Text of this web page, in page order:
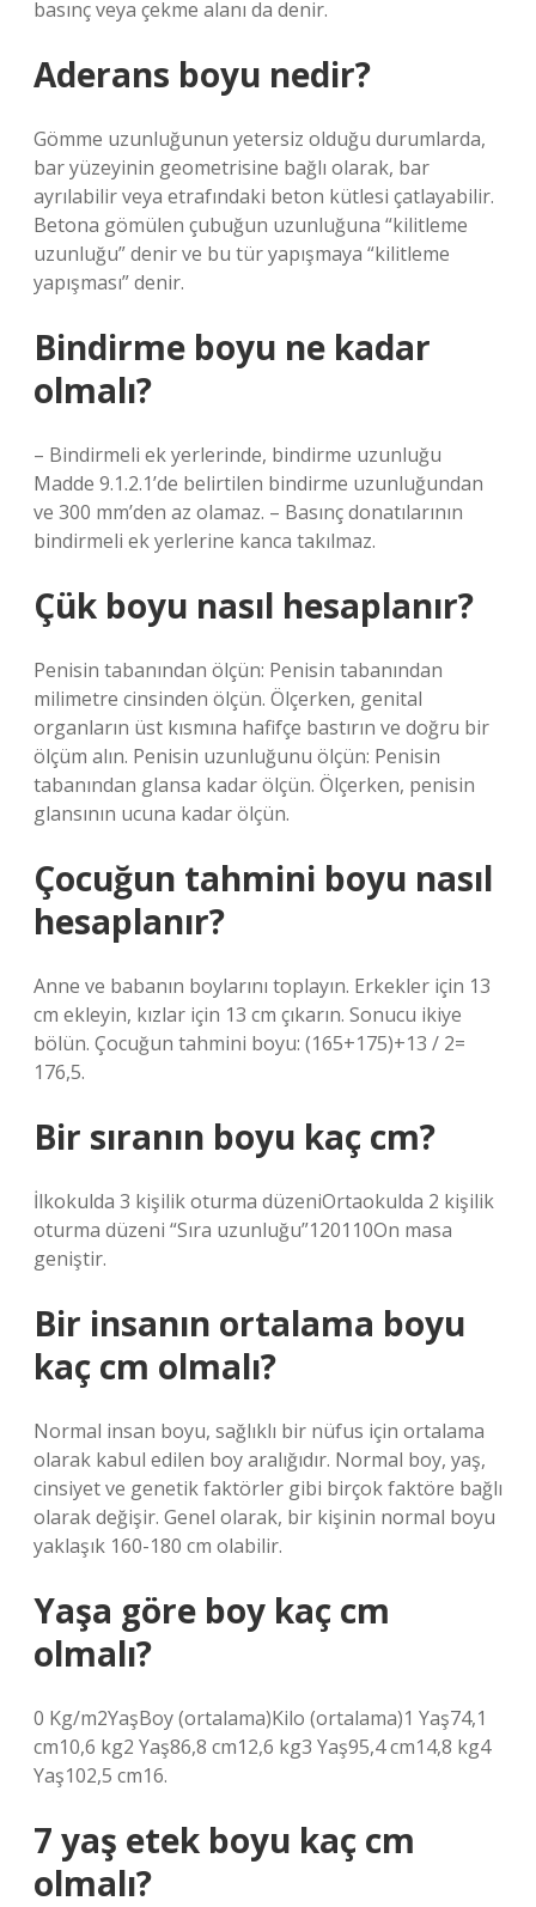
basınç veya çekme alanı da denir.
Aderans boyu nedir?
Gömme uzunluğunun yetersiz olduğu durumlarda,
bar yüzeyinin geometrisine bağlı olarak, bar
ayrılabilir veya etrafındaki beton kütlesi çatlayabilir.
Betona gömülen çubuğun uzunluğuna “kilitleme
uzunluğu” denir ve bu tür yapışmaya “kilitleme
yapışması” denir.
Bindirme boyu ne kadar
olmalı?
– Bindirmeli ek yerlerinde, bindirme uzunluğu
Madde 9.1.2.1’de belirtilen bindirme uzunluğundan
ve 300 mm’den az olamaz. – Basınç donatılarının
bindirmeli ek yerlerine kanca takılmaz.
Çük boyu nasıl hesaplanır?
Penisin tabanından ölçün: Penisin tabanından
milimetre cinsinden ölçün. Ölçerken, genital
organların üst kısmına hafifçe bastırın ve doğru bir
ölçüm alın. Penisin uzunluğunu ölçün: Penisin
tabanından glansa kadar ölçün. Ölçerken, penisin
glansının ucuna kadar ölçün.
Çocuğun tahmini boyu nasıl
hesaplanır?
Anne ve babanın boylarını toplayın. Erkekler için 13
cm ekleyin, kızlar için 13 cm çıkarın. Sonucu ikiye
bölün. Çocuğun tahmini boyu: (165+175)+13 / 2=
176,5.
Bir sıranın boyu kaç cm?
İlkokulda 3 kişilik oturma düzeniOrtaokulda 2 kişilik
oturma düzeni “Sıra uzunluğu”120110On masa
geniştir.
Bir insanın ortalama boyu
kaç cm olmalı?
Normal insan boyu, sağlıklı bir nüfus için ortalama
olarak kabul edilen boy aralığıdır. Normal boy, yaş,
cinsiyet ve genetik faktörler gibi birçok faktöre bağlı
olarak değişir. Genel olarak, bir kişinin normal boyu
yaklaşık 160-180 cm olabilir.
Yaşa göre boy kaç cm
olmalı?
0 Kg/m2YaşBoy (ortalama)Kilo (ortalama)1 Yaş74,1
cm10,6 kg2 Yaş86,8 cm12,6 kg3 Yaş95,4 cm14,8 kg4
Yaş102,5 cm16.
7 yaş etek boyu kaç cm
olmalı?